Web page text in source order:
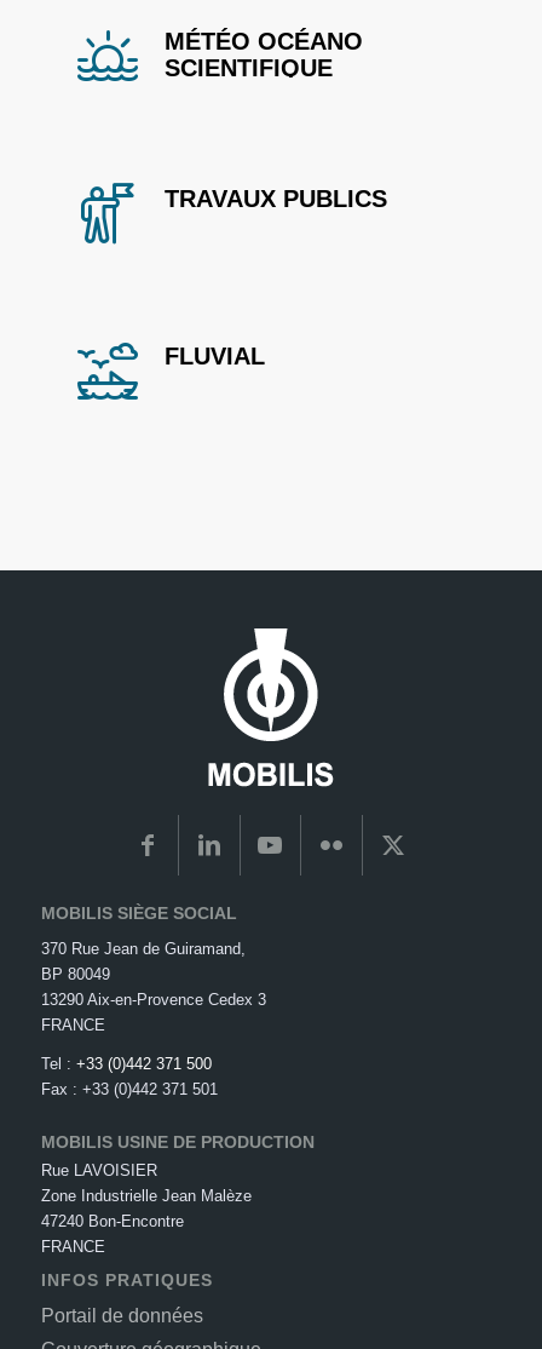
MÉTÉO OCÉANO
SCIENTIFIQUE
TRAVAUX PUBLICS
FLUVIAL
MOBILIS SIÈGE SOCIAL
370 Rue Jean de Guiramand,
BP 80049
13290 Aix-en-Provence Cedex 3
FRANCE
Tel : +33 (0)442 371 500
Fax : +33 (0)442 371 501
MOBILIS USINE DE PRODUCTION
Rue LAVOISIER
Zone Industrielle Jean Malèze
47240 Bon-Encontre
FRANCE
INFOS PRATIQUES
Portail de données